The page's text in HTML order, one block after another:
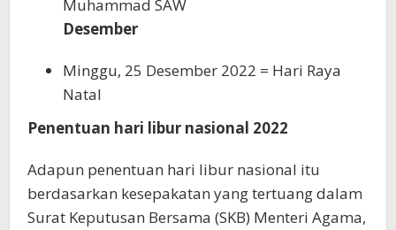
Muhammad SAW
Desember
Minggu, 25 Desember 2022 = Hari Raya
Natal
Penentuan hari libur nasional 2022
Adapun penentuan hari libur nasional itu
berdasarkan kesepakatan yang tertuang dalam
Surat Keputusan Bersama (SKB) Menteri Agama,